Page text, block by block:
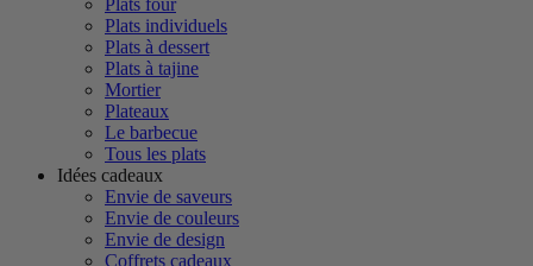
Plats four
Plats individuels
Plats à dessert
Plats à tajine
Mortier
Plateaux
Le barbecue
Tous les plats
Idées cadeaux
Envie de saveurs
Envie de couleurs
Envie de design
Coffrets cadeaux